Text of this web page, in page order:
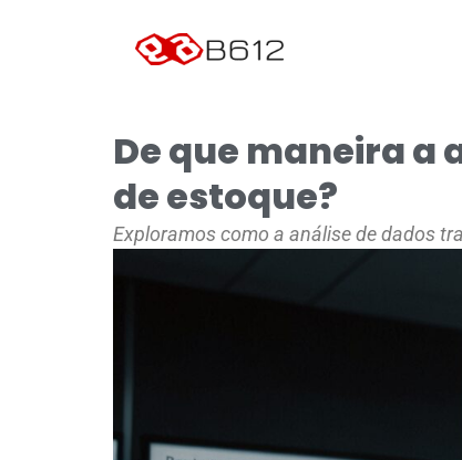
De que maneira a
de estoque?
Exploramos como a análise de dados